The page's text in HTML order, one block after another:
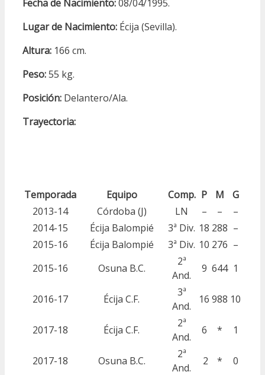
Fecha de Nacimiento:08/04/1995.
Lugar de Nacimiento: Écija (Sevilla).
Altura: 166 cm.
Peso:55 kg.
Posición: Delantero/Ala.
Trayectoria:
Temporada Equipo Comp. P M
G
2013-14
Córdoba (J) LN – –
–
2014-15
Écija Balompié 3ª Div. 18 288 –
2015-16
Écija Balompié 3ª Div. 10 276 –
2015-16
Osuna B.C.
2ª
And.
9 644 1
2016-17 Écija C.F.
3ª
And.
16 988 10
2017-18 Écija C.F.
2ª
And.
6 * 1
2017-18 Osuna B.C.
2ª
And.
2 * 0